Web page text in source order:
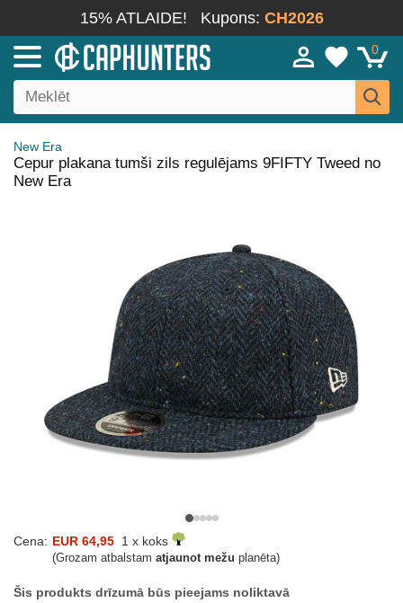
15% ATLAIDE! Kupons: CH2026
0
New Era
Cepur plakana tumši zils regulējams 9FIFTY Tweed no
New Era
Cena: EUR 64,95 1 x koks
(Grozam atbalstam atjaunot mežu planēta)
Šis produkts drīzumā būs pieejams noliktavā